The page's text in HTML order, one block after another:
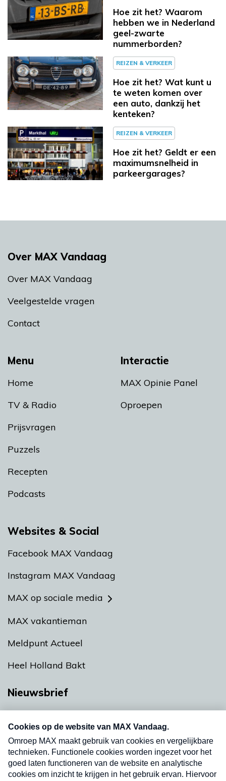
Hoe zit het? Waarom
hebben we in Nederland
geel-zwarte
nummerborden?
REIZEN & VERKEER
Hoe zit het? Wat kunt u
te weten komen over
een auto, dankzij het
kenteken?
REIZEN & VERKEER
Hoe zit het? Geldt er een
maximumsnelheid in
parkeergarages?
Menu
Home
TV & Radio
Prijsvragen
Puzzels
Recepten
Podcasts
Interactie
MAX Opinie Panel
Oproepen
Over MAX Vandaag
Over MAX Vandaag
Veelgestelde vragen
Contact
Websites & Social
Facebook MAX Vandaag
Instagram MAX Vandaag
MAX op sociale media
MAX vakantieman
Meldpunt Actueel
Heel Holland Bakt
Nieuwsbrief
nieuwsbrief. Elke vrijdag- en dinsdagochtend in
uw mailbox.
Verzend